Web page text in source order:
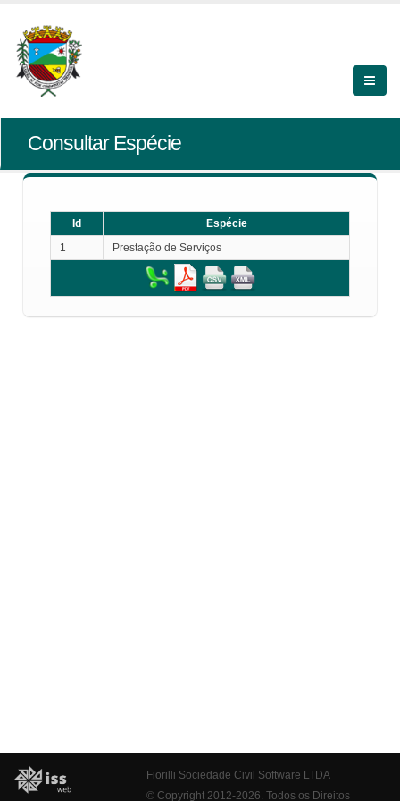
Consultar Espécie
Id
Espécie
1
Prestação de Serviços
Fiorilli Sociedade Civil Software LTDA
© Copyright 2012-2026. Todos os Direitos